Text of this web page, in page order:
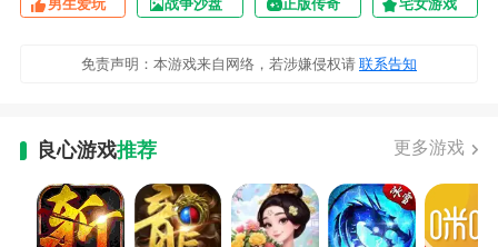
男生爱玩 战争沙盘 正版传奇 宅女游戏
免责声明：本游戏来自网络，若涉嫌侵权请 联系告知
良心游戏推荐 更多游戏